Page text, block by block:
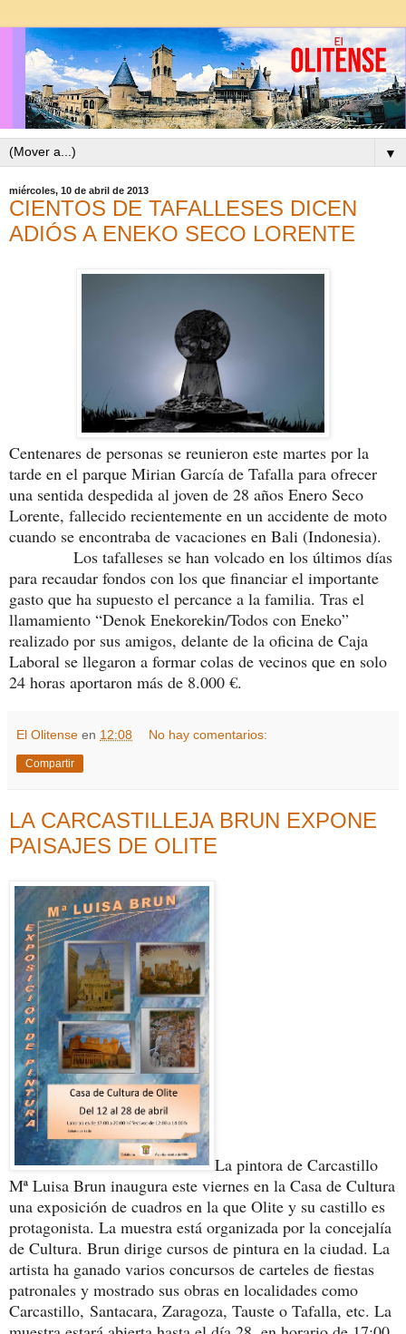
▼
miércoles, 10 de abril de 2013
CIENTOS DE TAFALLESES DICEN
ADIÓS A ENEKO SECO LORENTE
Centenares de personas se reunieron este martes por la
tarde en el parque Mirian García de Tafalla para ofrecer
una sentida despedida al joven de 28 años Enero Seco
Lorente, fallecido recientemente en un accidente de moto
cuando se encontraba de vacaciones en Bali (Indonesia).
Los tafalleses se han volcado en los últimos días
para recaudar fondos con los que financiar el importante
gasto que ha supuesto el percance a la familia. Tras el
llamamiento “Denok Enekorekin/Todos con Eneko”
realizado por sus amigos, delante de la oficina de Caja
Laboral se llegaron a formar colas de vecinos que en solo
24 horas aportaron más de 8.000 €.
El Olitense en 12:08 No hay comentarios:
Compartir
LA CARCASTILLEJA BRUN EXPONE
PAISAJES DE OLITE
La pintora de Carcastillo
Mª Luisa Brun inaugura este viernes en la Casa de Cultura
una exposición de cuadros en la que Olite y su castillo es
protagonista. La muestra está organizada por la concejalía
de Cultura. Brun dirige cursos de pintura en la ciudad. La
artista ha ganado varios concursos de carteles de fiestas
patronales y mostrado sus obras en localidades como
Carcastillo, Santacara, Zaragoza, Tauste o Tafalla, etc. La